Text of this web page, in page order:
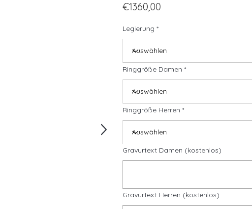
€1360,00
Legierung
Ringgröße Damen
Ringgröße Herren
Gravurtext Damen (kostenlos)
Gravurtext Herren (kostenlos)